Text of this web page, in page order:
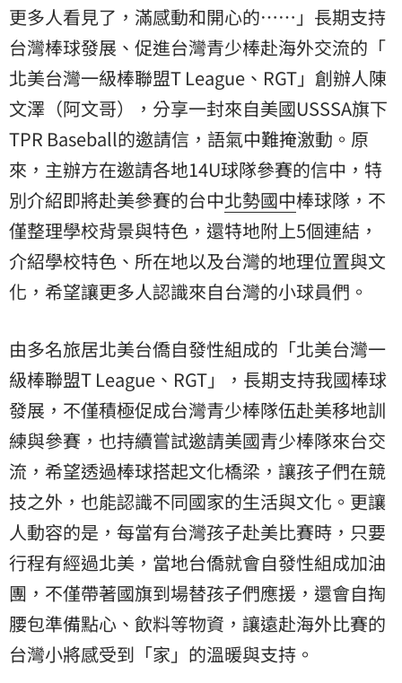
更多人看見了，滿感動和開心的……」長期支持
台灣棒球發展、促進台灣青少棒赴海外交流的「
北美台灣一級棒聯盟T League、RGT」創辦人陳
文澤（阿文哥），分享一封來自美國USSSA旗下
TPR Baseball的邀請信，語氣中難掩激動。原
來，主辦方在邀請各地14U球隊參賽的信中，特
別介紹即將赴美參賽的台中北勢國中棒球隊，不
僅整理學校背景與特色，還特地附上5個連結，
介紹學校特色、所在地以及台灣的地理位置與文
化，希望讓更多人認識來自台灣的小球員們。
由多名旅居北美台僑自發性組成的「北美台灣一
級棒聯盟T League、RGT」，長期支持我國棒球
發展，不僅積極促成台灣青少棒隊伍赴美移地訓
練與參賽，也持續嘗試邀請美國青少棒隊來台交
流，希望透過棒球搭起文化橋梁，讓孩子們在競
技之外，也能認識不同國家的生活與文化。更讓
人動容的是，每當有台灣孩子赴美比賽時，只要
行程有經過北美，當地台僑就會自發性組成加油
團，不僅帶著國旗到場替孩子們應援，還會自掏
腰包準備點心、飲料等物資，讓遠赴海外比賽的
台灣小將感受到「家」的溫暖與支持。